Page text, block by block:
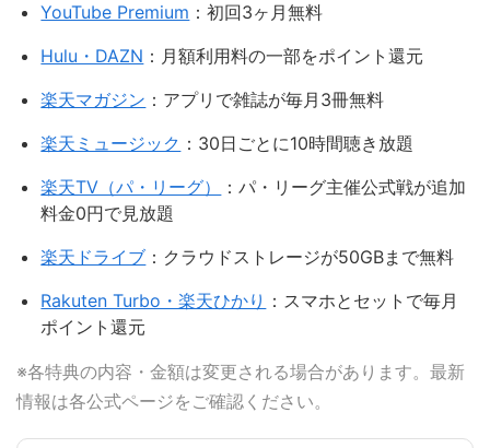
YouTube Premium ：初回3ヶ月無料
Hulu・DAZN ：月額利用料の一部をポイント還元
楽天マガジン ：アプリで雑誌が毎月3冊無料
楽天ミュージック ：30日ごとに10時間聴き放題
楽天TV（パ・リーグ）
：パ・リーグ主催公式戦が追加
料金0円で見放題
楽天ドライブ ：クラウドストレージが50GBまで無料
Rakuten Turbo・楽天ひかり ：スマホとセットで毎月
ポイント還元
※各特典の内容・金額は変更される場合があります。最新
情報は各公式ページをご確認ください。